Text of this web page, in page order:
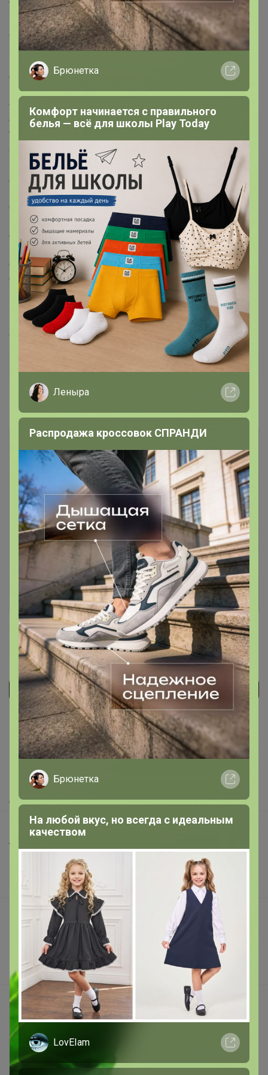
Текстильные детские кеды с огоньками для мальчика.
Эластичные шнурки и липучка создают удобство при
обувании. В обуви используется текстильная
подкладка c высоким содержанием хлопка 80%,
которая обладает высокой гигроскопичностью.
Съемная мягкая текстильная стелька выполнена из
100% хлопка. Подошва с мигающим элементом
flashlight.
Особенности ухода
Текстиль: 60% полиэстер, 40% вискоза - только для
обуви!!!
Артикул: 12512743
Цвет: Синий, Желтый, Голубой, Оранжевый
Состав: Текстиль- 60% полиэстер, 40% вискоза
Миниколлекция: Ball
Сезон: Лето, Демисезон
Пол: Мужской
Страна бренда: Германия
Страна производства: Китай
Год коллекции: 2025
Возраст: 3 - 7 лет
Артикул 12512743
Дополнительная информация
Комментарии
Чтобы написать комментарий необходимо
авторизоваться на сайте!
Это займет меньше минуты
Войти Зарегистрироваться
Как здесь все устроено?
Как сделать заказ?
Как получить?
Доставка
Шоурумы
Торговые марки
Наша команда
В наличии
Подарочные сертификаты
Реклама на сайте
Поставщикам
Вакансии
support@24-ok.ru
Написать в поддержку
Защита покупателя
Помощь
Брюнетка
Комфорт начинается с правильного
белья — всё для школы Play Today
Леныра
Распродажа кроссовок СПРАНДИ
Брюнетка
На любой вкус, но всегда с идеальным
качеством
LovEIam